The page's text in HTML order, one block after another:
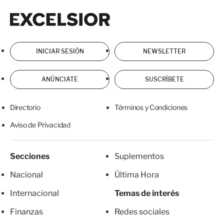
INICIAR SESIÓN NEWSLETTER
ANÚNCIATE SUSCRÍBETE
Directorio Términos y Condiciones
Aviso de Privacidad
Secciones
Nacional
Internacional
Finanzas
Suplementos
Última Hora
Temas de interés
Redes sociales